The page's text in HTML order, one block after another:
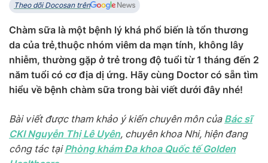
Theo dõi Docosan trên
Chàm sữa là một bệnh lý khá phổ biến là tổn thương
da của trẻ,thuộc nhóm viêm da mạn tính, không lây
nhiễm, thường gặp ở trẻ trong độ tuổi từ 1 tháng đến 2
năm tuổi có cơ địa dị ứng. Hãy cùng Doctor có sẵn tìm
hiểu về bệnh chàm sữa trong bài viết dưới đây nhé!
Bài viết được tham khảo ý kiến chuyên môn của Bác sĩ
CKI Nguyễn Thị Lê Uyên, chuyên khoa Nhi, hiện đang
công tác tạiPhòng khám Đa khoa Quốc tế Golden